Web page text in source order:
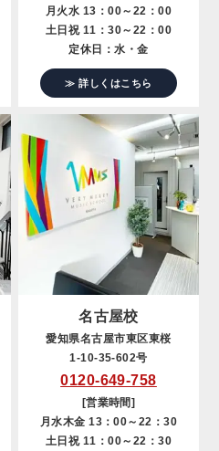
月火水 13：00～22：00
土日祝 11：30～22：00
定休日：水・金
≫ 詳しくはこちら
名古屋校
愛知県名古屋市東区東桜
1-10-35-602号
0120-649-758
[営業時間]
月水木金 13：00～22：30
土日祝 11：00～22：30